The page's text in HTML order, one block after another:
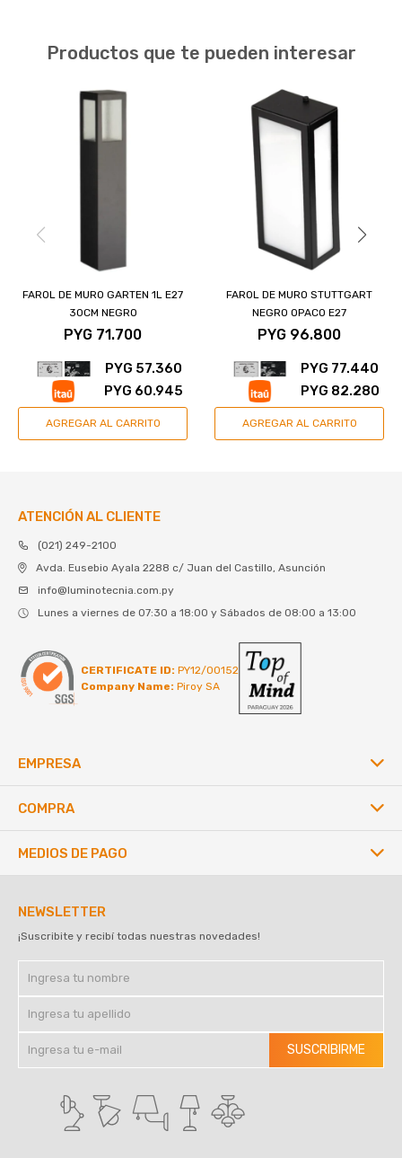
Productos que te pueden interesar
FAROL DE MURO GARTEN 1L E27
30CM NEGRO
PYG 71.700
PYG 57.360
PYG 60.945
FAROL DE MURO STUTTGART
NEGRO OPACO E27
PYG 96.800
PYG 77.440
PYG 82.280
ATENCIÓN AL CLIENTE
(021) 249-2100
Avda. Eusebio Ayala 2288 c/ Juan del Castillo, Asunción
info@luminotecnia.com.py
Lunes a viernes de 07:30 a 18:00 y Sábados de 08:00 a 13:00
CERTIFICATE ID: PY12/00152
Company Name: Piroy SA
EMPRESA
COMPRA
NEWSLETTER
¡Suscribite y recibí todas nuestras novedades!
SUSCRIBIRME
MEDIOS DE PAGO